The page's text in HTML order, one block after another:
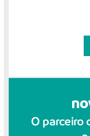
O parceiro